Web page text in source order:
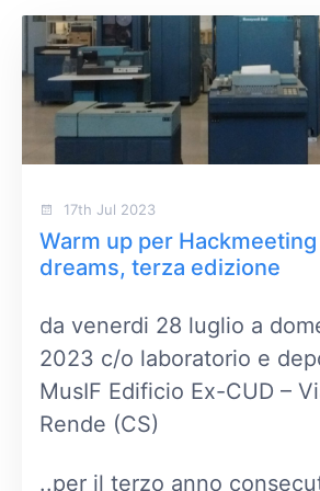
17th Jul 2023
Warm up per
dreams, terza edizione
da venerdi 28 luglio a
2023 c/o laboratorio e
MusIF Edificio Ex-CUD –
Rende (CS)
..per il terzo anno